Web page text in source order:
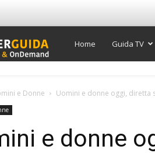
Super
Home Guida TV
e Donne Uomini e donne oggi, diretta
e donne